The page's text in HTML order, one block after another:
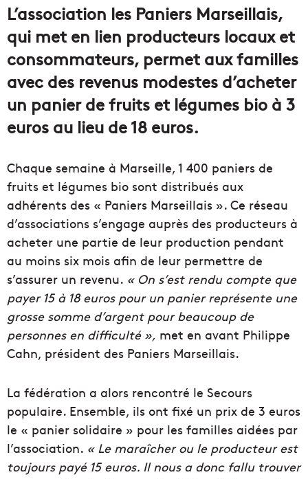
L’association les Paniers Marseillais,
qui met en lien producteurs locaux et
consommateurs, permet aux familles
avec des revenus modestes d’acheter
un panier de fruits et légumes bio à 3
euros au lieu de 18 euros.
Chaque semaine à Marseille, 1 400 paniers de
fruits et légumes bio sont distribués aux
adhérents des « Paniers Marseillais ». Ce réseau
d’associations s’engage auprès des producteurs à
acheter une partie de leur production pendant
au moins six mois afin de leur permettre de
s’assurer un revenu. « On s’est rendu compte que
payer 15 à 18 euros pour un panier représente une
grosse somme d’argent pour beaucoup de
personnes en difficulté », met en avant Philippe
Cahn, président des Paniers Marseillais.
La fédération a alors rencontré le Secours
populaire. Ensemble, ils ont fixé un prix de 3 euros
le « panier solidaire » pour les familles aidées par
l’association. « Le maraîcher ou le producteur est
toujours payé 15 euros. Il nous a donc fallu trouver